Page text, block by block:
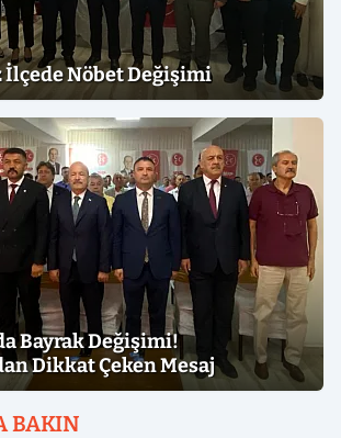
İlçede Nöbet Değişimi
Bayrak Değişimi!
Dikkat Çeken Mesaj
BAKIN